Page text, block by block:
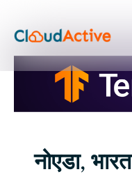
नोएडा,